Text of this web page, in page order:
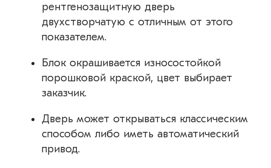
рентгенозащитную дверь
двухстворчатую с отличным от этого
показателем.
Блок окрашивается износостойкой
порошковой краской, цвет выбирает
заказчик.
Дверь может открываться классическим
способом либо иметь автоматический
привод.